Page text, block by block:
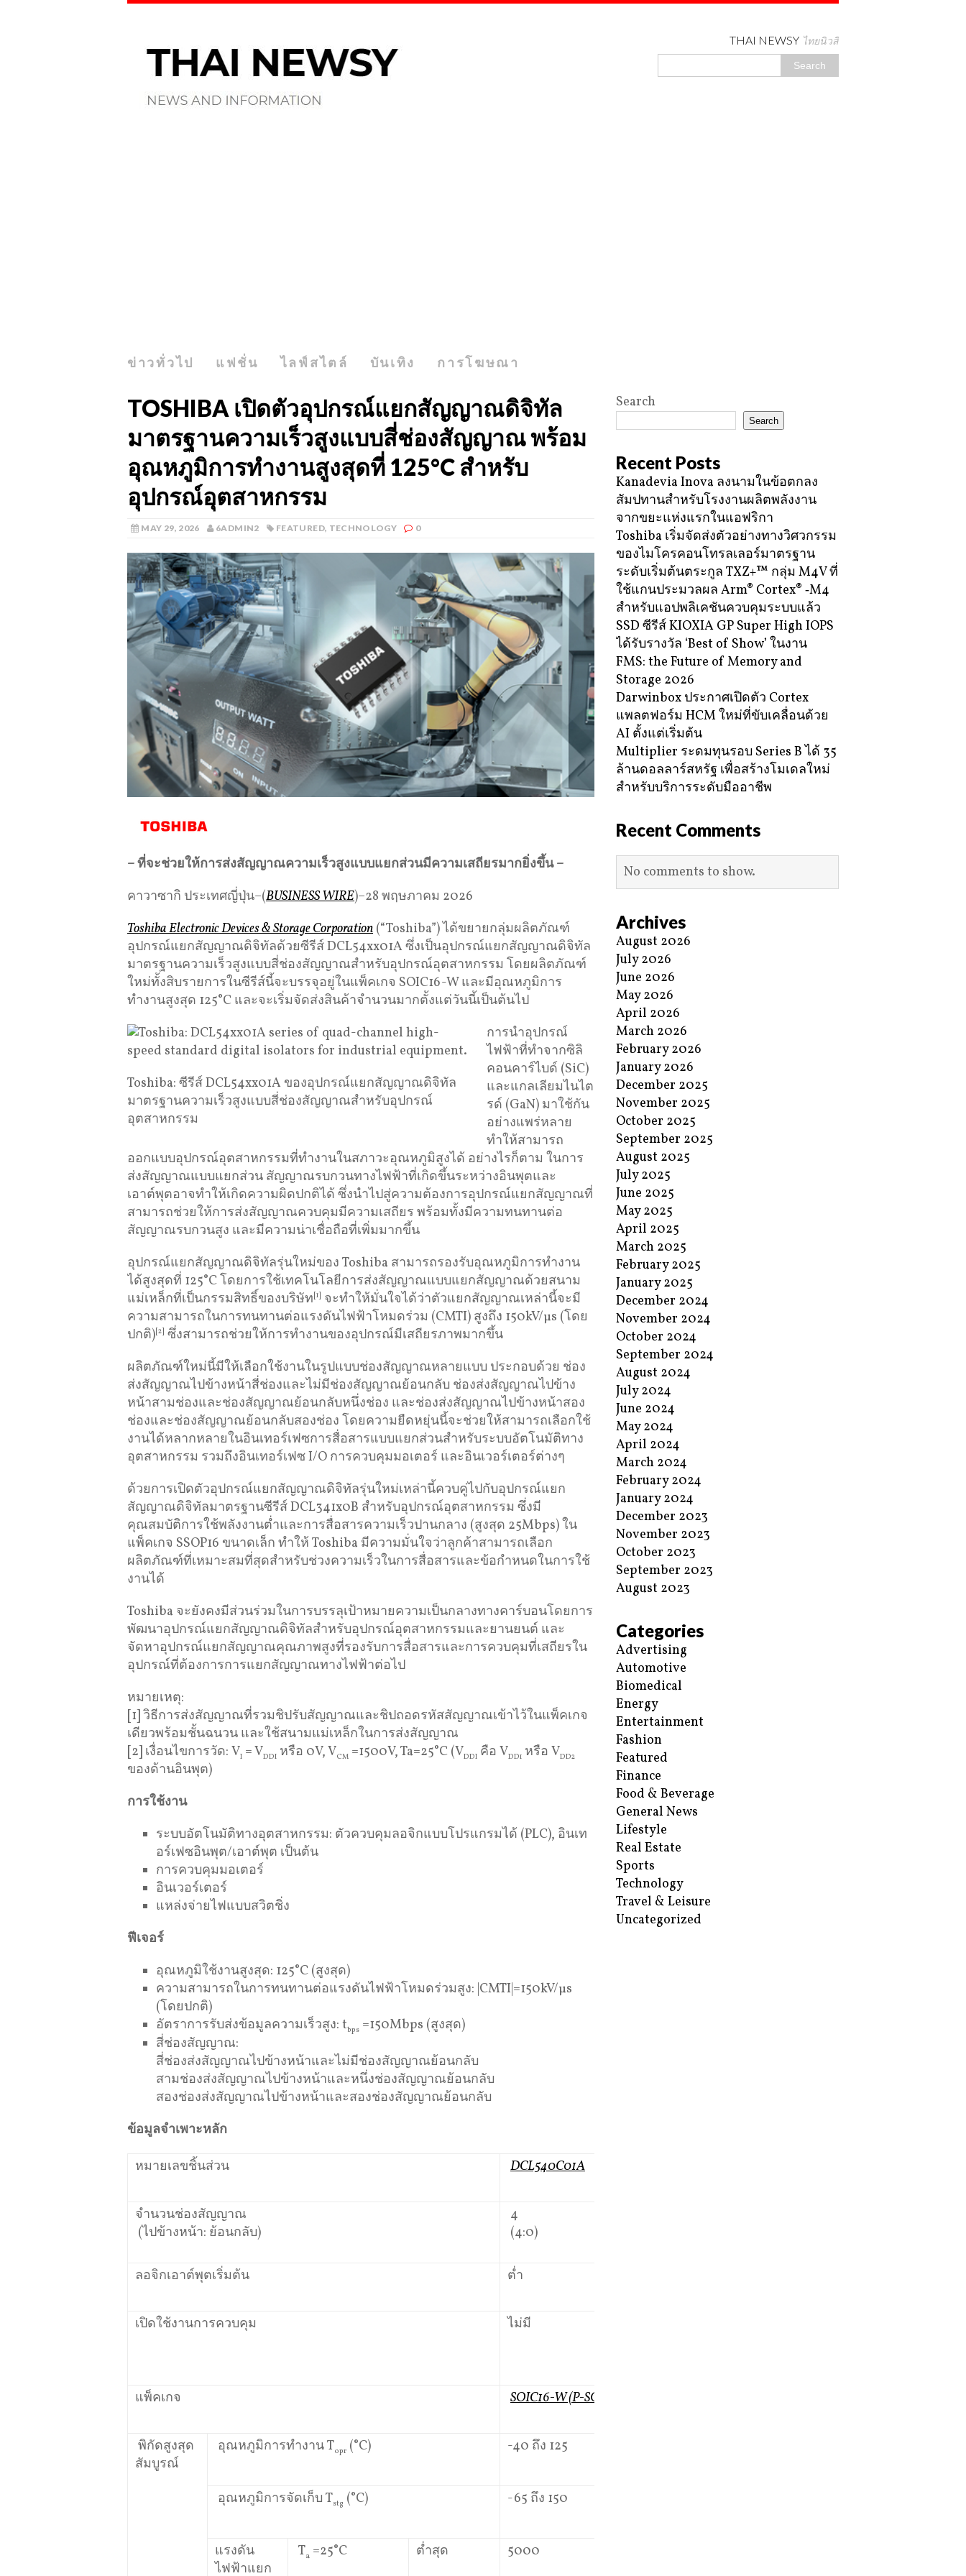
THAI NEWSY ไทยนิวสี่
ข่าวทั่วไป แฟชั่น ไลฟ์สไตล์ บันเทิง การโฆษณา
TOSHIBA เปิดตัวอุปกรณ์แยกสัญญาณดิจิทัล
มาตรฐานความเร็วสูงแบบสี่ช่องสัญญาณ พร้อม
อุณหภูมิการทำงานสูงสุดที่ 125°C สำหรับ
อุปกรณ์อุตสาหกรรม
MAY 29, 2026 6ADMIN2 FEATURED, TECHNOLOGY 0
– ที่จะช่วยให้การส่งสัญญาณความเร็วสูงแบบแยกส่วนมีความเสถียรมากยิ่งขึ้น –
คาวาซากิ ประเทศญี่ปุ่น–(BUSINESS WIRE)–28 พฤษภาคม 2026
Toshiba Electronic Devices & Storage Corporation (“Toshiba”) ได้ขยายกลุ่มผลิตภัณฑ์
อุปกรณ์แยกสัญญาณดิจิทัลด้วยซีรีส์ DCL54xx01A ซึ่งเป็นอุปกรณ์แยกสัญญาณดิจิทัล
มาตรฐานความเร็วสูงแบบสี่ช่องสัญญาณสำหรับอุปกรณ์อุตสาหกรรม โดยผลิตภัณฑ์
ใหม่ทั้งสิบรายการในซีรีส์นี้จะบรรจุอยู่ในแพ็คเกจ SOIC16-W และมีอุณหภูมิการ
ทำงานสูงสุด 125°C และจะเริ่มจัดส่งสินค้าจำนวนมากตั้งแต่วันนี้เป็นต้นไป
Toshiba: ซีรีส์ DCL54xx01A ของอุปกรณ์แยกสัญญาณดิจิทัล
มาตรฐานความเร็วสูงแบบสี่ช่องสัญญาณสำหรับอุปกรณ์
อุตสาหกรรม
การนำอุปกรณ์
ไฟฟ้าที่ทำจากซิลิ
คอนคาร์ไบด์ (SiC)
และแกลเลียมไนไต
รด์ (GaN) มาใช้กัน
อย่างแพร่หลาย
ทำให้สามารถ
ออกแบบอุปกรณ์อุตสาหกรรมที่ทำงานในสภาวะอุณหภูมิสูงได้ อย่างไรก็ตาม ในการ
ส่งสัญญาณแบบแยกส่วน สัญญาณรบกวนทางไฟฟ้าที่เกิดขึ้นระหว่างอินพุตและ
เอาต์พุตอาจทำให้เกิดความผิดปกติได้ ซึ่งนำไปสู่ความต้องการอุปกรณ์แยกสัญญาณที่
สามารถช่วยให้การส่งสัญญาณควบคุมมีความเสถียร พร้อมทั้งมีความทนทานต่อ
สัญญาณรบกวนสูง และมีความน่าเชื่อถือที่เพิ่มมากขึ้น
อุปกรณ์แยกสัญญาณดิจิทัลรุ่นใหม่ของ Toshiba สามารถรองรับอุณหภูมิการทำงาน
ได้สูงสุดที่ 125°C โดยการใช้เทคโนโลยีการส่งสัญญาณแบบแยกสัญญาณด้วยสนาม
แม่เหล็กที่เป็นกรรมสิทธิ์ของบริษัท[1] จะทำให้มั่นใจได้ว่าตัวแยกสัญญาณเหล่านี้จะมี
ความสามารถในการทนทานต่อแรงดันไฟฟ้าโหมดร่วม (CMTI) สูงถึง 150kV/μs (โดย
ปกติ)[2] ซึ่งสามารถช่วยให้การทำงานของอุปกรณ์มีเสถียรภาพมากขึ้น
ผลิตภัณฑ์ใหม่นี้มีให้เลือกใช้งานในรูปแบบช่องสัญญาณหลายแบบ ประกอบด้วย ช่อง
ส่งสัญญาณไปข้างหน้าสี่ช่องและไม่มีช่องสัญญาณย้อนกลับ ช่องส่งสัญญาณไปข้าง
หน้าสามช่องและช่องสัญญาณย้อนกลับหนึ่งช่อง และช่องส่งสัญญาณไปข้างหน้าสอง
ช่องและช่องสัญญาณย้อนกลับสองช่อง โดยความยืดหยุ่นนี้จะช่วยให้สามารถเลือกใช้
งานได้หลากหลายในอินเทอร์เฟซการสื่อสารแบบแยกส่วนสำหรับระบบอัตโนมัติทาง
อุตสาหกรรม รวมถึงอินเทอร์เฟซ I/O การควบคุมมอเตอร์ และอินเวอร์เตอร์ต่างๆ
ด้วยการเปิดตัวอุปกรณ์แยกสัญญาณดิจิทัลรุ่นใหม่เหล่านี้ควบคู่ไปกับอุปกรณ์แยก
สัญญาณดิจิทัลมาตรฐานซีรีส์ DCL341x0B สำหรับอุปกรณ์อุตสาหกรรม ซึ่งมี
คุณสมบัติการใช้พลังงานต่ำและการสื่อสารความเร็วปานกลาง (สูงสุด 25Mbps) ใน
แพ็คเกจ SSOP16 ขนาดเล็ก ทำให้ Toshiba มีความมั่นใจว่าลูกค้าสามารถเลือก
ผลิตภัณฑ์ที่เหมาะสมที่สุดสำหรับช่วงความเร็วในการสื่อสารและข้อกำหนดในการใช้
งานได้
Toshiba จะยังคงมีส่วนร่วมในการบรรลุเป้าหมายความเป็นกลางทางคาร์บอนโดยการ
พัฒนาอุปกรณ์แยกสัญญาณดิจิทัลสำหรับอุปกรณ์อุตสาหกรรมและยานยนต์ และ
จัดหาอุปกรณ์แยกสัญญาณคุณภาพสูงที่รองรับการสื่อสารและการควบคุมที่เสถียรใน
อุปกรณ์ที่ต้องการการแยกสัญญาณทางไฟฟ้าต่อไป
หมายเหตุ:
[1] วิธีการส่งสัญญาณที่รวมชิปรับสัญญาณและชิปถอดรหัสสัญญาณเข้าไว้ในแพ็คเกจ
เดียวพร้อมชั้นฉนวน และใช้สนามแม่เหล็กในการส่งสัญญาณ
[2] เงื่อนไขการวัด: VI = VDDI หรือ 0V, VCM =1500V, Ta=25°C (VDDI คือ VDD1 หรือ VDD2
ของด้านอินพุต)
การใช้งาน
ระบบอัตโนมัติทางอุตสาหกรรม: ตัวควบคุมลอจิกแบบโปรแกรมได้ (PLC), อินเท
อร์เฟซอินพุต/เอาต์พุต เป็นต้น
การควบคุมมอเตอร์
อินเวอร์เตอร์
แหล่งจ่ายไฟแบบสวิตชิ่ง
ฟีเจอร์
อุณหภูมิใช้งานสูงสุด: 125°C (สูงสุด)
ความสามารถในการทนทานต่อแรงดันไฟฟ้าโหมดร่วมสูง: |CMTI|=150kV/μs
(โดยปกติ)
อัตราการรับส่งข้อมูลความเร็วสูง: tbps =150Mbps (สูงสุด)
สี่ช่องสัญญาณ:
สี่ช่องส่งสัญญาณไปข้างหน้าและไม่มีช่องสัญญาณย้อนกลับ
สามช่องส่งสัญญาณไปข้างหน้าและหนึ่งช่องสัญญาณย้อนกลับ
สองช่องส่งสัญญาณไปข้างหน้าและสองช่องสัญญาณย้อนกลับ
ข้อมูลจำเพาะหลัก
หมายเลขชิ้นส่วน DCL540C01A
จำนวนช่องสัญญาณ
(ไปข้างหน้า: ย้อนกลับ)
4
(4:0)
ลอจิกเอาต์พุตเริ่มต้น ต่ำ
เปิดใช้งานการควบคุม ไม่มี
แพ็คเกจ SOIC16-W (P-SOP16-0811-1.27-002)
พิกัดสูงสุด
สัมบูรณ์
อุณหภูมิการทำงาน Topr (°C) -40 ถึง 125
อุณหภูมิการจัดเก็บ Tstg (°C) -65 ถึง 150
แรงดัน
ไฟฟ้าแยก
Ta =25°C ต่ำสุด 5000
Search
Search
Recent Posts
Kanadevia Inova ลงนามในข้อตกลง
สัมปทานสำหรับโรงงานผลิตพลังงาน
จากขยะแห่งแรกในแอฟริกา
Toshiba เริ่มจัดส่งตัวอย่างทางวิศวกรรม
ของไมโครคอนโทรลเลอร์มาตรฐาน
ระดับเริ่มต้นตระกูล TXZ+™ กลุ่ม M4V ที่
ใช้แกนประมวลผล Arm® Cortex® ‑M4
สำหรับแอปพลิเคชันควบคุมระบบแล้ว
SSD ซีรีส์ KIOXIA GP Super High IOPS
ได้รับรางวัล ‘Best of Show’ ในงาน
FMS: the Future of Memory and
Storage 2026
Darwinbox ประกาศเปิดตัว Cortex
แพลตฟอร์ม HCM ใหม่ที่ขับเคลื่อนด้วย
AI ตั้งแต่เริ่มต้น
Multiplier ระดมทุนรอบ Series B ได้ 35
ล้านดอลลาร์สหรัฐ เพื่อสร้างโมเดลใหม่
สำหรับบริการระดับมืออาชีพ
Recent Comments
No comments to show.
Archives
August 2026
July 2026
June 2026
May 2026
April 2026
March 2026
February 2026
January 2026
December 2025
November 2025
October 2025
September 2025
August 2025
July 2025
June 2025
May 2025
April 2025
March 2025
February 2025
January 2025
December 2024
November 2024
October 2024
September 2024
August 2024
July 2024
June 2024
May 2024
April 2024
March 2024
February 2024
January 2024
December 2023
November 2023
October 2023
September 2023
August 2023
Categories
Advertising
Automotive
Biomedical
Energy
Entertainment
Fashion
Featured
Finance
Food & Beverage
General News
Lifestyle
Real Estate
Sports
Technology
Travel & Leisure
Uncategorized